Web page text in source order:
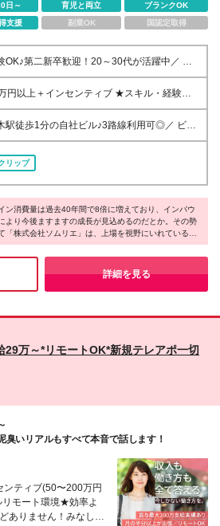
日～ 育児と両立
ブランクOK
支援 副業OK 国認定取得
OK♪第二新卒歓迎！20～30代が活躍中／ ★
採用です！ ■経験不問 ■高卒以上 ≪こんな
ご応募ください≫ □ワインに興味はあるけ
から成長する会社で働きたい □飲食店や販
、営業の経験を活かしたい □食べ物や飲み物
上＋インセンティブ ★スキル・経験を
、優遇します ★上記月給は固定残業代月30
4万5千円以上)を含みます ★上記月給は営業
ます ★試用期間3カ月(雇用形態や給与、福利
張った分だけ収入アップ！トップ層の社員は
で100万円以上のインセンティブを獲得して
駅徒歩1分の自社ビル♪3路線利用可◎／ ビル
には自社運営のパティスリーやブーランジ
イタリアン、ステーキ専門店が。20％OFFで
OK ■本社 東京都港区六
20 六本木電気ビルディング3階
リップ
ン消費量は過去40年間で8倍に増えており、インバウ
より今後ますますの成長が見込めるのだとか。その勢
「株式会社ソムリエ」は、上場を視野にいれているそ
かも女性比率が多く、有給の完全消化もできるなど働
バツグン。ぜひ同社で働きがいや満足できる環境を手
いかがでしょうか。
詳細を見る
29万～*リモートOK*新規テレアポ一切
臭いリアルもすべて本音で話します！
ティブ(50〜200万円
モート環境★効率よ
ありません！みなし残